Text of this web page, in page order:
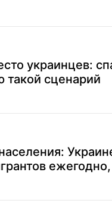
украинцев:
такой сценарий